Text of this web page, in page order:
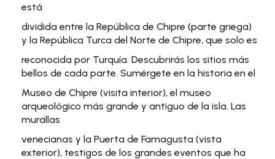
está
dividida entre la República de Chipre (parte griega)
y la República Turca del Norte de Chipre, que solo es
reconocida por Turquía. Descubrirás los sitios más
bellos de cada parte. Sumérgete en la historia en el
Museo de Chipre (visita interior), el museo
arqueológico más grande y antiguo de la isla. Las
murallas
venecianas y la Puerta de Famagusta (vista
exterior), testigos de los grandes eventos que ha